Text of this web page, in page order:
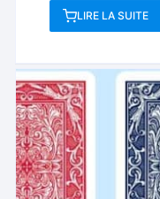
LIRE LA SUITE